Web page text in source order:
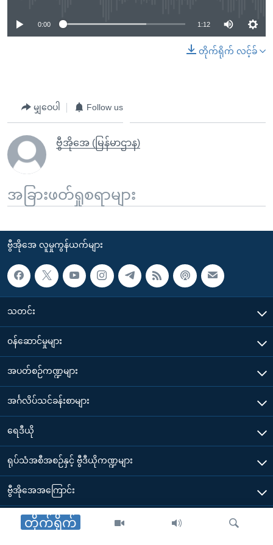
တိုက်ရိုက်
0:00 1:12
တိုက်ရိုက် လင့်ခ်
မျှဝေပါ Follow us
ဗွီအိုအေ (မြန်မာဌာန)
အခြားဖတ်ရှုစရာများ
ဗွီအိုအေ လူမှုကွန်ယက်များ
သတင်း
၀န်ဆောင်မှုများ
အပတ်စဉ်ကဏ္ဍများ
အင်္ဂလိပ်သင်ခန်းစာများ
ရေဒီယို
ရုပ်သံအစီအစဉ်နှင့် ဗွီဒီယိုကဏ္ဍများ
ဗွီအိုအေအကြောင်း
ဗွီအိုအေ မိုဘိုင်းလ်အက်ပ်များ ဒေါင်းလုတ်ယူရန်